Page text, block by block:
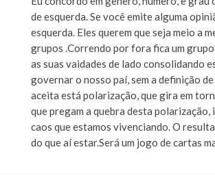
de esquerda. Se você emite alguma
esquerda. Eles querem que seja meio a
grupos .Correndo por fora fica um
as suas vaidades de lado consolidando
governar o nosso paí, sem a definição
aceita está polarização, que gira em
que pregam a quebra desta
caos que estamos vivenciando. O
do que aí estar.Será um jogo de cartas